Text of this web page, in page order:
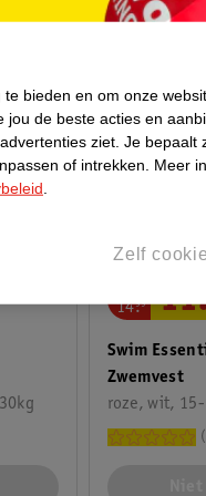
Swim
Zwemvest
roze, wit,
14.
99 11
bieden en om onze
jou de beste acties en
ziet. Je bepaalt
of intrekken.
Meer
Zelf